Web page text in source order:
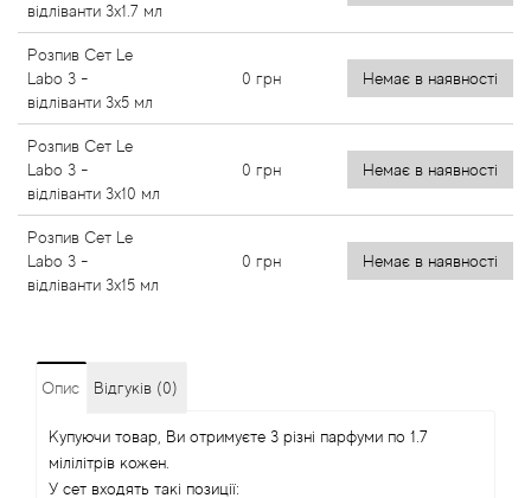
відліванти 3x1.7 мл
Розпив Сет Le
Labo 3 -
відліванти 3x5 мл
0 грн Немає в наявності
Розпив Сет Le
Labo 3 -
відліванти 3x10 мл
0 грн Немає в наявності
Розпив Сет Le
Labo 3 -
відліванти 3x15 мл
0 грн Немає в наявності
Опис Відгуків (0)
Купуючи товар, Ви отримуєте 3 різні парфуми по 1.7
мілілітрів кожен.
У сет входять такі позиції: